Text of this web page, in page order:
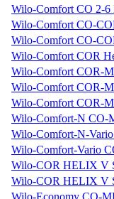
Wilo-Comfort CO 2-
Wilo-Comfort CO-
Wilo-Comfort CO-
Wilo-Comfort COR
Wilo-Comfort COR-
Wilo-Comfort COR-
Wilo-Comfort COR-
Wilo-Comfort-N CO-
Wilo-Comfort-N-
Wilo-Comfort-Vario
Wilo-COR HELIX V
Wilo-COR HELIX V
Wilo-Economy CO-